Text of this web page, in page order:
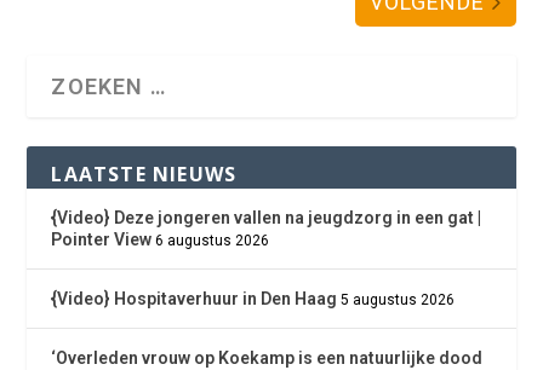
LAATSTE NIEUWS
{Video} Deze jongeren vallen na jeugdzorg in een gat |
Pointer View 6 augustus 2026
{Video} Hospitaverhuur in Den Haag 5 augustus 2026
‘Overleden vrouw op Koekamp is een natuurlijke dood